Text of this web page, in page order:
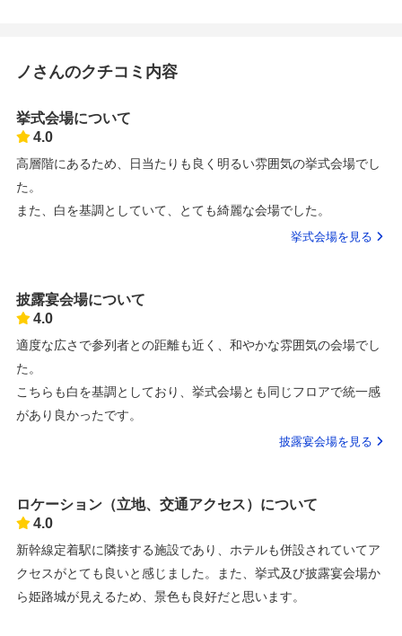
ノさんのクチコミ内容
挙式会場について
4.0
高層階にあるため、日当たりも良く明るい雰囲気の挙式会場でし
た。
また、白を基調としていて、とても綺麗な会場でした。
挙式会場を見る
披露宴会場について
4.0
適度な広さで参列者との距離も近く、和やかな雰囲気の会場でし
た。
こちらも白を基調としており、挙式会場とも同じフロアで統一感
があり良かったです。
披露宴会場を見る
ロケーション（立地、交通アクセス）について
4.0
新幹線定着駅に隣接する施設であり、ホテルも併設されていてア
クセスがとても良いと感じました。また、挙式及び披露宴会場か
ら姫路城が見えるため、景色も良好だと思います。